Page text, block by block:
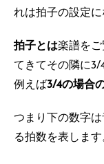
れは拍子の設定に
拍子とは楽譜を
てきてその隣に3/
例えば3/4の場合
つまり下の数字
る拍数を表します